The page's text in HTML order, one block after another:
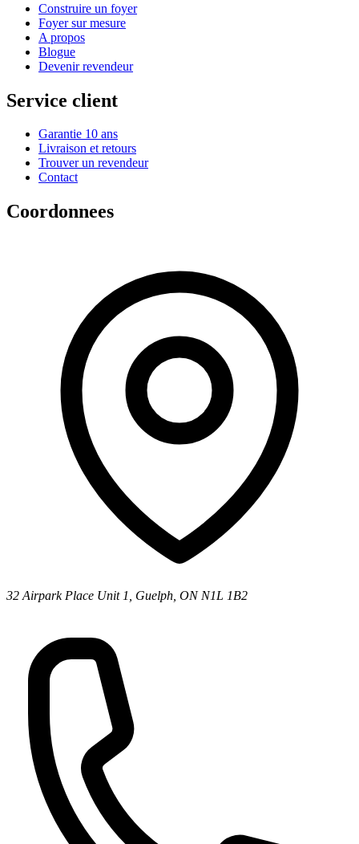
Construire un foyer
Foyer sur mesure
A propos
Blogue
Devenir revendeur
Service client
Garantie 10 ans
Livraison et retours
Trouver un revendeur
Contact
Coordonnees
32 Airpark Place Unit 1, Guelph, ON N1L 1B2